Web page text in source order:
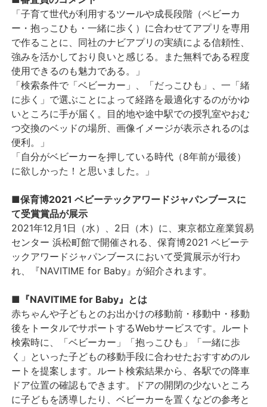
「子育て世代が利用するツールや成長段階（ベビーカ
ー・抱っこひも・一緒に歩く）に合わせてアプリを専用
で作ることに、同社のナビアプリの実績による信頼性、
強みを活かしており良いと感じる。また無料である程度
使用できるのも魅力である。」
「検索条件で「ベビーカー」、「だっこひも」、一「緒
に歩く」で選ぶことによって経路を最適化するのがかゆ
いところに手が届く。目的地や途中駅での授乳室やおむ
つ交換のベッドの場所、画像イメージが表示されるのは
便利。」
「自分がベビーカーを押している時代（8年前が最後）
に欲しかった！と思いました。」
■保育博2021 ベビーテックアワードジャパンブースに
て受賞賞品が展示
2021年12月1日（水）、2日（木）に、東京都立産業貿易
センター 浜松町館で開催される、保育博2021 ベビーテ
ックアワードジャパンブースにおいて受賞展示が行わ
れ、『NAVITIME for Baby』が紹介されます。
■『NAVITIME for Baby』とは
赤ちゃんや子どもとのお出かけの移動前・移動中・移動
後をトータルでサポートするWebサービスです。ルート
検索時に、「ベビーカー」「抱っこひも」「一緒に歩
く」といった子どもの移動手段に合わせたおすすめのル
ートを提案します。ルート検索結果から、各駅での降車
ドア位置の確認もできます。ドアの開閉の少ないところ
に子どもを誘導したり、ベビーカーを置くなどの参考と